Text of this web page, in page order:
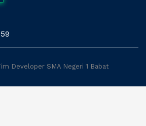
Developer SMA Negeri 1 Babat